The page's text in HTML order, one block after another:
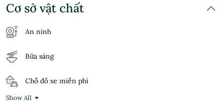
Cơ sở vật chất
An ninh
Bữa sáng
Chỗ đỗ xe miễn phí
Show All